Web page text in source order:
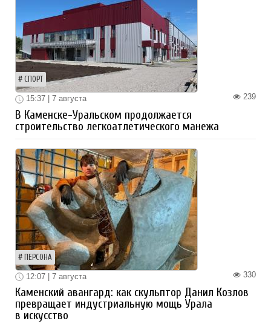
СПОРТ
239
15:37 | 7 августа
В Каменске-Уральском продолжается
строительство легкоатлетического манежа
ПЕРСОНА
330
12:07 | 7 августа
Каменский авангард: как скульптор Данил Козлов
превращает индустриальную мощь Урала
в искусство